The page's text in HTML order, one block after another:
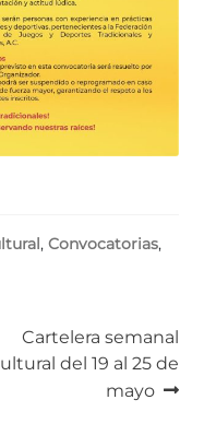
, Convocatorias,
Siguiente:
Cartelera semanal
del 19 al 25 de
mayo